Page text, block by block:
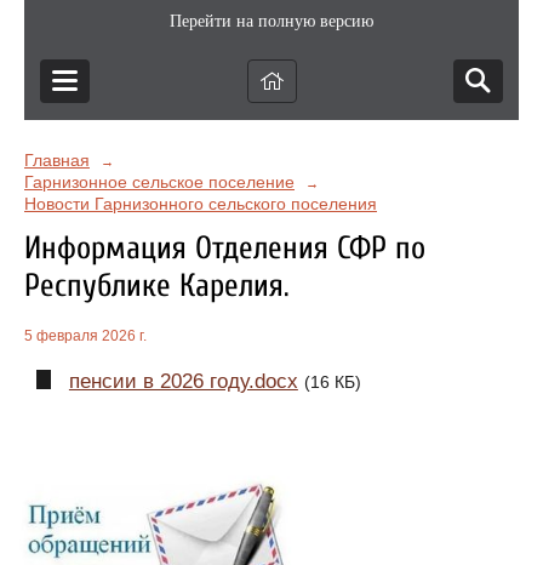
Перейти на полную версию
Главная →
Гарнизонное сельское поселение →
Новости Гарнизонного сельского поселения
Информация Отделения СФР по
Республике Карелия.
5 февраля 2026 г.
пенсии в 2026 году.docx (16 КБ)